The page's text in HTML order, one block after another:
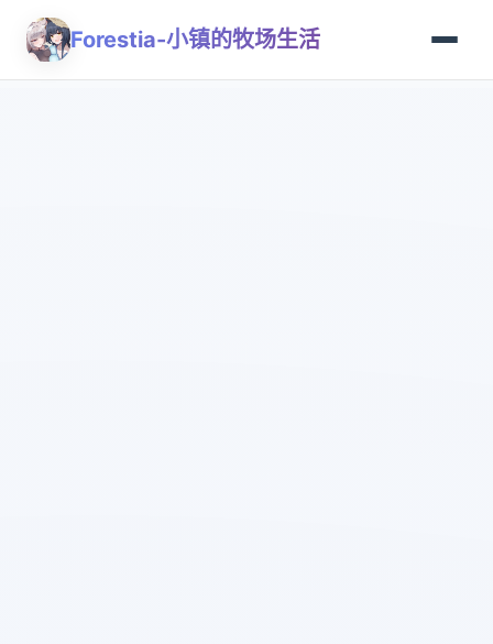
Forestia-小镇的牧场生活